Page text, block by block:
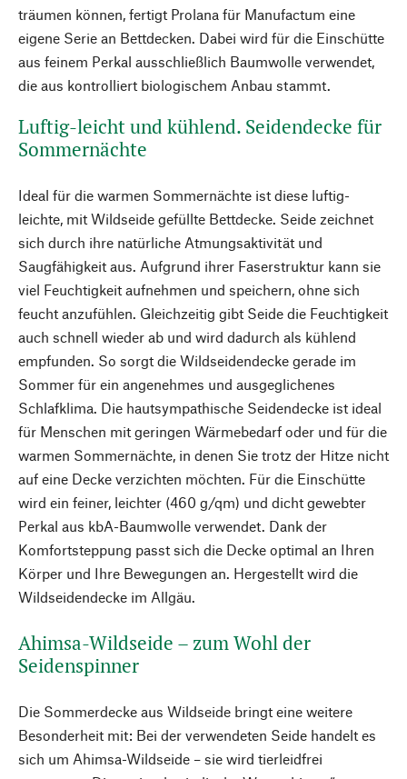
träumen können, fertigt Prolana für Manufactum eine
eigene Serie an Bettdecken. Dabei wird für die Einschütte
aus feinem Perkal ausschließlich Baumwolle verwendet,
die aus kontrolliert biologischem Anbau stammt.
Luftig-leicht und kühlend. Seidendecke für
Sommernächte
Ideal für die warmen Sommernächte ist diese luftig-
leichte, mit Wildseide gefüllte Bettdecke. Seide zeichnet
sich durch ihre natürliche Atmungsaktivität und
Saugfähigkeit aus. Aufgrund ihrer Faserstruktur kann sie
viel Feuchtigkeit aufnehmen und speichern, ohne sich
feucht anzufühlen. Gleichzeitig gibt Seide die Feuchtigkeit
auch schnell wieder ab und wird dadurch als kühlend
empfunden. So sorgt die Wildseidendecke gerade im
Sommer für ein angenehmes und ausgeglichenes
Schlafklima. Die hautsympathische Seidendecke ist ideal
für Menschen mit geringen Wärmebedarf oder und für die
warmen Sommernächte, in denen Sie trotz der Hitze nicht
auf eine Decke verzichten möchten. Für die Einschütte
wird ein feiner, leichter (460 g/qm) und dicht gewebter
Perkal aus kbA-Baumwolle verwendet. Dank der
Komfortsteppung passt sich die Decke optimal an Ihren
Körper und Ihre Bewegungen an. Hergestellt wird die
Wildseidendecke im Allgäu.
Ahimsa-Wildseide – zum Wohl der
Seidenspinner
Die Sommerdecke aus Wildseide bringt eine weitere
Besonderheit mit: Bei der verwendeten Seide handelt es
sich um Ahimsa-Wildseide – sie wird tierleidfrei